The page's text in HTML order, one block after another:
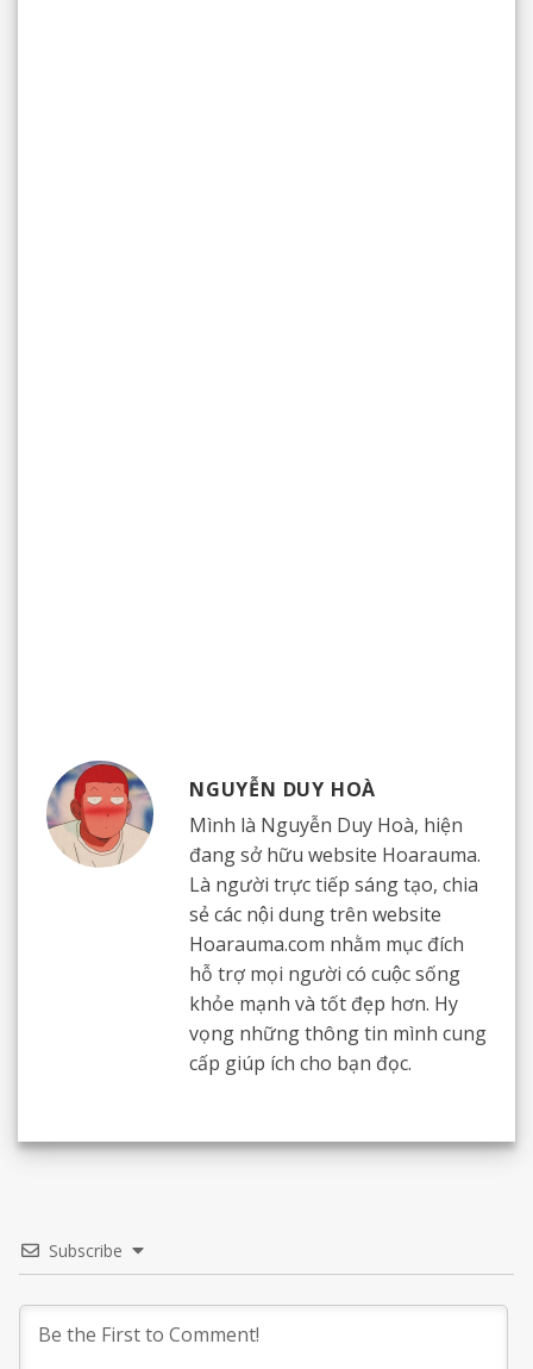
NGUYỄN DUY HOÀ
Mình là Nguyễn Duy Hoà, hiện
đang sở hữu website Hoarauma.
Là người trực tiếp sáng tạo, chia
sẻ các nội dung trên website
Hoarauma.com nhằm mục đích
hỗ trợ mọi người có cuộc sống
khỏe mạnh và tốt đẹp hơn. Hy
vọng những thông tin mình cung
cấp giúp ích cho bạn đọc.
Subscribe